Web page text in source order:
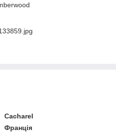
Cacharel
Франція